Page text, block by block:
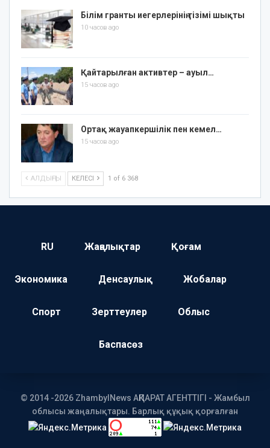
Білім гранты иегерлерінің тізімі шықты
10 часов ago
Қайтарылған активтер – ауыл…
15 часов ago
Ортақ жауапкершілік пен кемел…
15 часов ago
АЛДЫҢҒЫ КЕЛЕСІ 1 of 6 368
RU Жаңалықтар Қоғам
Экономика Денсаулық Жобалар
Спорт Зерттеулер Облыс
Баспасөз
© 2014 -2026 ZhambylNews АҚПАРАТ АГЕНТТІГІ - Жамбыл
облысы жаңалықтары. Барлық құқық қорғалған